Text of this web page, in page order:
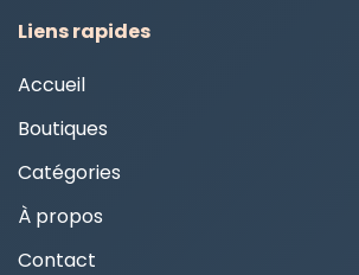
Liens rapides
Accueil
Boutiques
Catégories
À propos
Contact